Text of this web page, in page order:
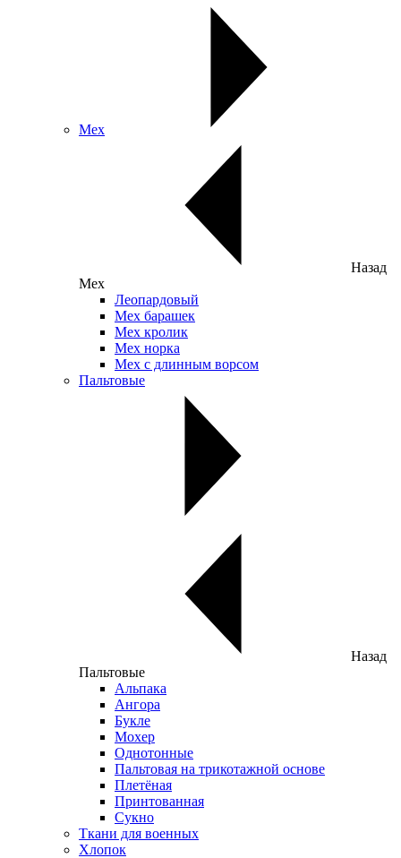
Мех
Назад
Мех
Леопардовый
Мех барашек
Мех кролик
Мех норка
Мех с длинным ворсом
Пальтовые
Назад
Пальтовые
Альпака
Ангора
Букле
Мохер
Однотонные
Пальтовая на трикотажной основе
Плетёная
Принтованная
Сукно
Ткани для военных
Хлопок